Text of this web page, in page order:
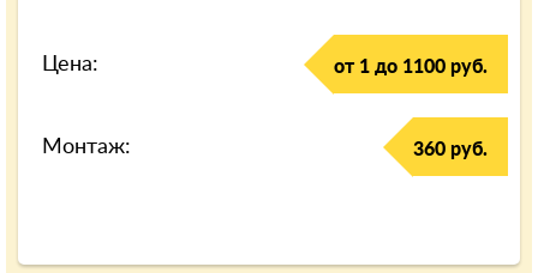
Цена: от 1 до 1100 руб.
Монтаж: 360 руб.